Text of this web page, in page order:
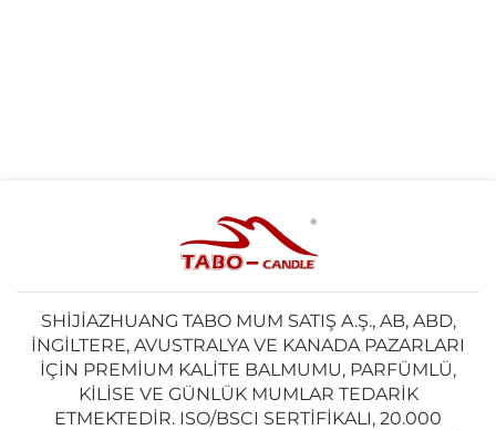
SHIJIAZHUANG TABO MUM SATIŞ A.Ş., AB, ABD,
İNGILTERE, AVUSTRALYA VE KANADA PAZARLARI
IÇIN PREMIUM KALITE BALMUMU, PARFÜMLÜ,
KILISE VE GÜNLÜK MUMLAR TEDARIK
ETMEKTEDIR. ISO/BSCI SERTIFIKALI, 20.000